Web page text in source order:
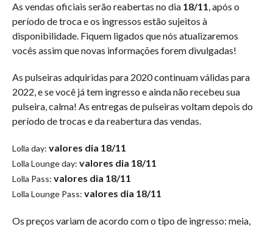
As vendas oficiais serão reabertas no dia 18/11, após o
período de troca e os ingressos estão sujeitos à
disponibilidade. Fiquem ligados que nós atualizaremos
vocês assim que novas informações forem divulgadas!
As pulseiras adquiridas para 2020 continuam válidas para
2022, e se você já tem ingresso e ainda não recebeu sua
pulseira, calma! As entregas de pulseiras voltam depois do
período de trocas e da reabertura das vendas.
Lolla day: valores dia 18/11
Lolla Lounge day: valores dia 18/11
Lolla Pass: valores dia 18/11
Lolla Lounge Pass: valores dia 18/11
Os preços variam de acordo com o tipo de ingresso: meia,